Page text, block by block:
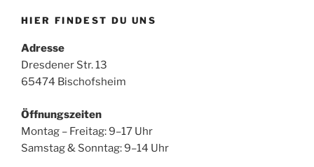
HIER FINDEST DU UNS
Adresse
Dresdener Str. 13
65474 Bischofsheim
Öffnungszeiten
Montag – Freitag: 9–17 Uhr
Samstag & Sonntag: 9–14 Uhr